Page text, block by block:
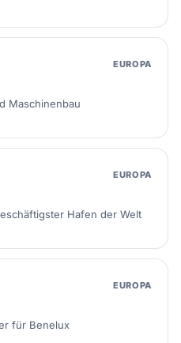
EUROPA
Maschinenbau
EUROPA
Hafen der Welt
EUROPA
für Benelux